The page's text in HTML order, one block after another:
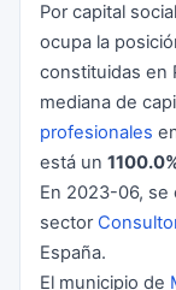
Por capital
ocupa la
constituidas en
mediana de
profesionales
está un
En 2023-06, se
sector
España.
El municipio de